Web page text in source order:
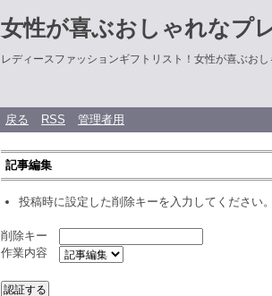
女性が喜ぶおしゃれなプ
レディースファッションギフトリスト！女性が喜ぶお
戻る RSS 管理者用
記事編集
投稿時に設定した削除キーを入力してください
削除キー
作業内容